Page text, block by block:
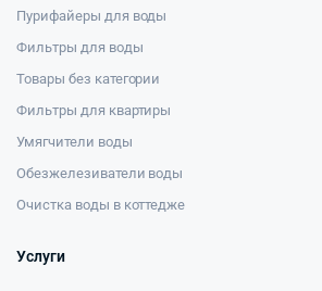
Пурифайеры для воды
Фильтры для воды
Товары без категории
Фильтры для квартиры
Умягчители воды
Обезжелезиватели воды
Очистка воды в коттедже
Услуги